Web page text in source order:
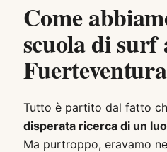
Come
scuola di surf
Fuerteventura
Tutto è partito dal fatto
disperata ricerca di un
Ma purtroppo, eravamo